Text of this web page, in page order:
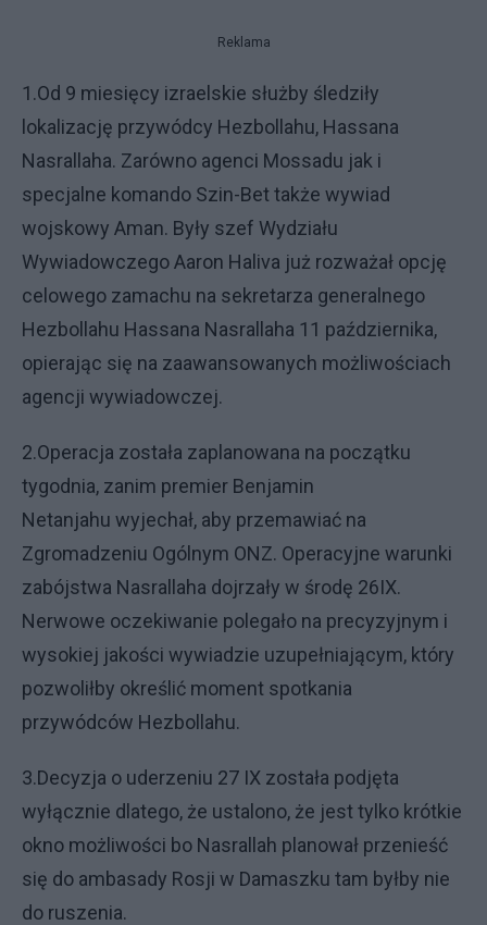
Reklama
1.Od 9 miesięcy izraelskie służby śledziły
lokalizację przywódcy Hezbollahu, Hassana
Nasrallaha. Zarówno agenci Mossadu jak i
specjalne komando Szin-Bet także wywiad
wojskowy Aman. Były szef Wydziału
Wywiadowczego Aaron Haliva już rozważał opcję
celowego zamachu na sekretarza generalnego
Hezbollahu Hassana Nasrallaha 11 października,
opierając się na zaawansowanych możliwościach
agencji wywiadowczej.
2.Operacja została zaplanowana na początku
tygodnia, zanim premier Benjamin
Netanjahu wyjechał, aby przemawiać na
Zgromadzeniu Ogólnym ONZ. Operacyjne warunki
zabójstwa Nasrallaha dojrzały w środę 26IX.
Nerwowe oczekiwanie polegało na precyzyjnym i
wysokiej jakości wywiadzie uzupełniającym, który
pozwoliłby określić moment spotkania
przywódców Hezbollahu.
3.Decyzja o uderzeniu 27 IX została podjęta
wyłącznie dlatego, że ustalono, że jest tylko krótkie
okno możliwości bo Nasrallah planował przenieść
się do ambasady Rosji w Damaszku tam byłby nie
do ruszenia.